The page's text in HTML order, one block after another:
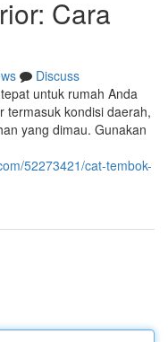
Cara
Discuss
untuk rumah Anda
termasuk kondisi daerah,
yang dimau. Gunakan
52273421/cat-tembok-